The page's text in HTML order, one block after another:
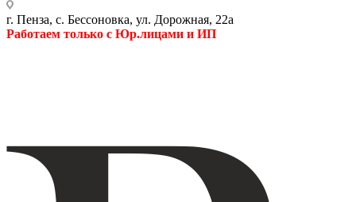
г. Пенза, с. Бессоновка, ул. Дорожная, 22а
Работаем только с Юр.лицами и ИП